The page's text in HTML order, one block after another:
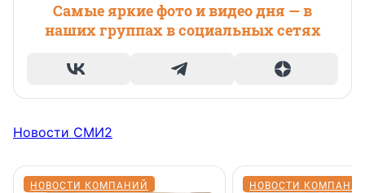
Самые яркие фото и видео дня — в
наших группах в социальных сетях
Новости СМИ2
НОВОСТИ КОМПАНИЙ НОВОСТИ